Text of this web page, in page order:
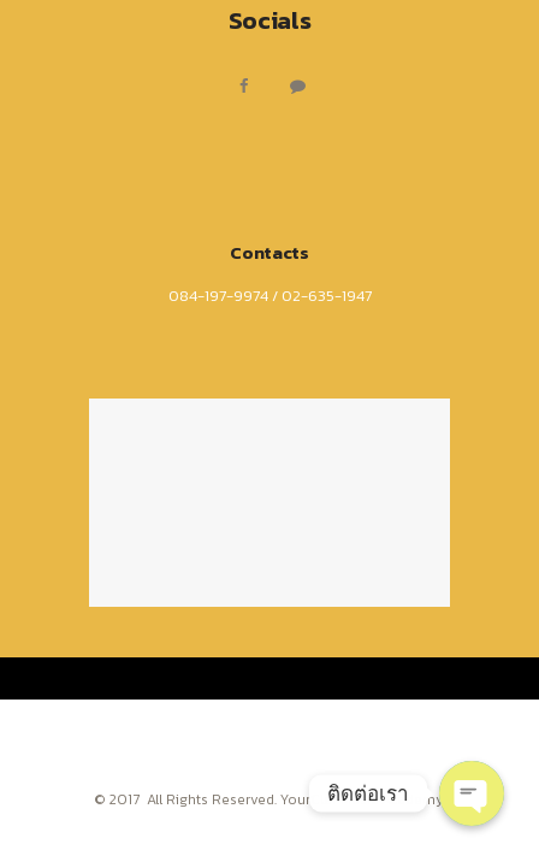
Socials
Contacts
084-197-9974 / 02-635-1947
© 2017 All Rights Reserved. YourClef Music Academy.
ติดต่อเรา